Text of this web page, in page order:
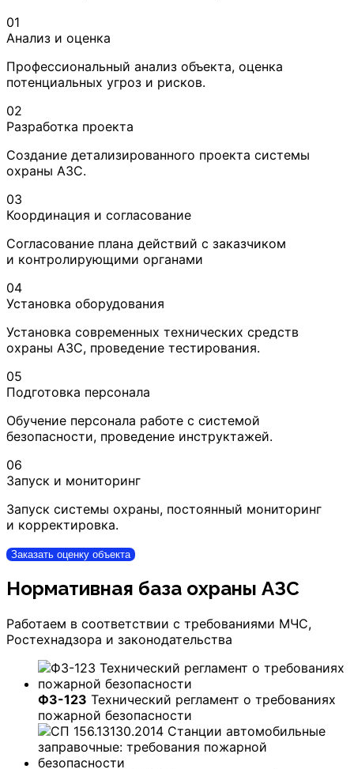
01
Анализ и оценка
Профессиональный анализ объекта, оценка
потенциальных угроз и рисков.
02
Разработка проекта
Создание детализированного проекта системы
охраны АЗС.
03
Координация и согласование
Согласование плана действий с заказчиком
и контролирующими органами
04
Установка оборудования
Установка современных технических средств
охраны АЗС, проведение тестирования.
05
Подготовка персонала
Обучение персонала работе с системой
безопасности, проведение инструктажей.
06
Запуск и мониторинг
Запуск системы охраны, постоянный мониторинг
и корректировка.
Заказать оценку объекта
Нормативная база охраны АЗС
Работаем в соответствии с требованиями МЧС,
Ростехнадзора и законодательства
ФЗ-123 Технический регламент о требованиях
пожарной безопасности